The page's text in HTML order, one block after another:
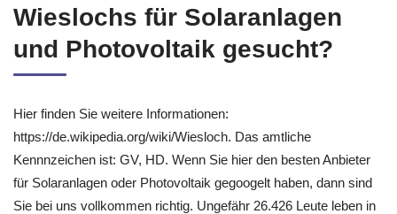
Wieslochs für Solaranlagen
und Photovoltaik gesucht?
Hier finden Sie weitere Informationen:
https://de.wikipedia.org/wiki/Wiesloch. Das amtliche
Kennnzeichen ist: GV, HD. Wenn Sie hier den besten Anbieter
für Solaranlagen oder Photovoltaik gegoogelt haben, dann sind
Sie bei uns vollkommen richtig. Ungefähr 26.426 Leute leben in